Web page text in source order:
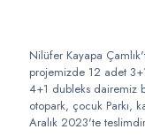
Nilüfer Kayapa
projemizde 12 adet
4+1 dubleks dairemiz
otopark, çocuk Parkı,
Aralık 2023'te